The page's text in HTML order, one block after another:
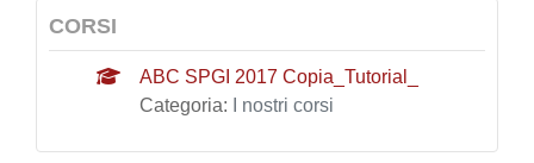
CORSI
ABC SPGI 2017 Copia_Tutorial_
Categoria:
I nostri corsi